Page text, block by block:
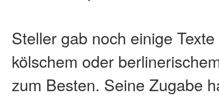
Steller gab noch einige
kölschem oder
zum Besten. Seine Zugabe